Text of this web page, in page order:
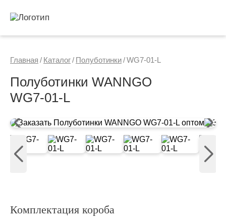
Главная / Каталог/ Полуботинки/WG7-01-L
Полуботинки WANNGO
WG7‑01‑L
Комплектация короба